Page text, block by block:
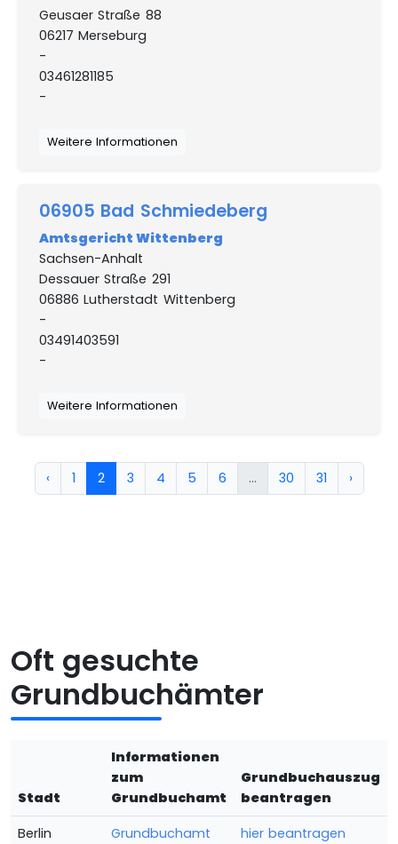
Geusaer Straße 88
06217 Merseburg
-
03461281185
-
Weitere Informationen
06905 Bad Schmiedeberg
Amtsgericht Wittenberg
Sachsen-Anhalt
Dessauer Straße 291
06886 Lutherstadt Wittenberg
-
03491403591
-
Weitere Informationen
‹ 1 2 3 4 5 6 ... 30 31 ›
Oft gesuchte
Grundbuchämter
Stadt
Informationen
zum
Grundbuchamt
Grundbuchauszug
beantragen
Berlin
Grundbuchamt
hier beantragen